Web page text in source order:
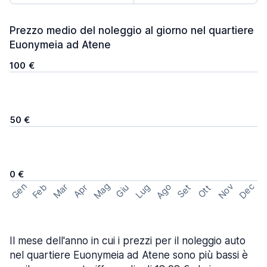
Prezzo medio del noleggio al giorno nel quartiere
Euonymeia ad Atene
100 €
50 €
0 €
Gen Feb Mar Apr Mag Giu Lug Ago Set Ott Nov Dec
Il mese dell'anno in cui i prezzi per il noleggio auto
nel quartiere Euonymeia ad Atene sono più bassi è